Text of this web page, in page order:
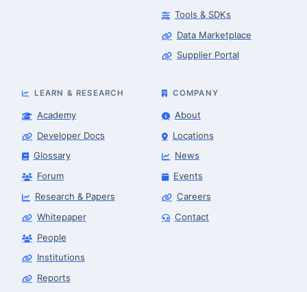
Tools & SDKs
Data Marketplace
Supplier Portal
LEARN & RESEARCH
Academy
Developer Docs
Glossary
Forum
Research & Papers
Whitepaper
People
Institutions
Reports
COMPANY
About
Locations
News
Events
Careers
Contact
Robotics Advisor